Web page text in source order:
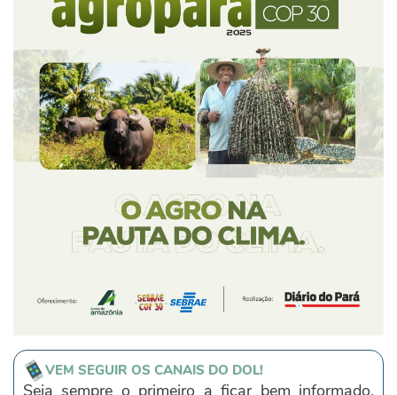
VEM SEGUIR OS CANAIS DO DOL!
Seja sempre o primeiro a ficar bem informado,